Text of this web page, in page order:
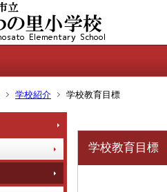
学校紹介 学校教育目標
学校教育目標